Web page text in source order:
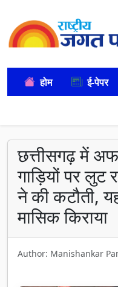
होम ई-पेपर
छत्तीसगढ़ में
गाड़ियों पर लुट
ने की कटौती,
मासिक किराया
Author: Manishankar